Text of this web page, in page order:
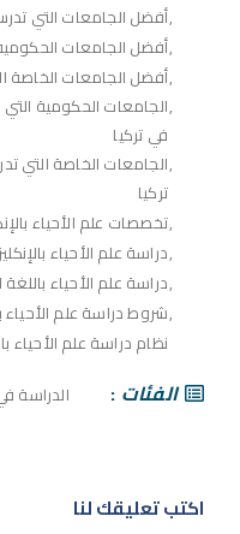
أفضل الجامعات التي
أفضل الجامعات
أفضل الجامعات الخاصة
الجامعات الحكومية
في تركيا
الجامعات الخاصة التي
تركيا
تخصصات علم الأحياء
دراسة علم الأحياء
دراسة علم الأحياء باللغة
شروط دراسة علم الأحياء
نظام دراسة علم الأحياء
الفئات الدراسة
اكتب تعليقك لنا